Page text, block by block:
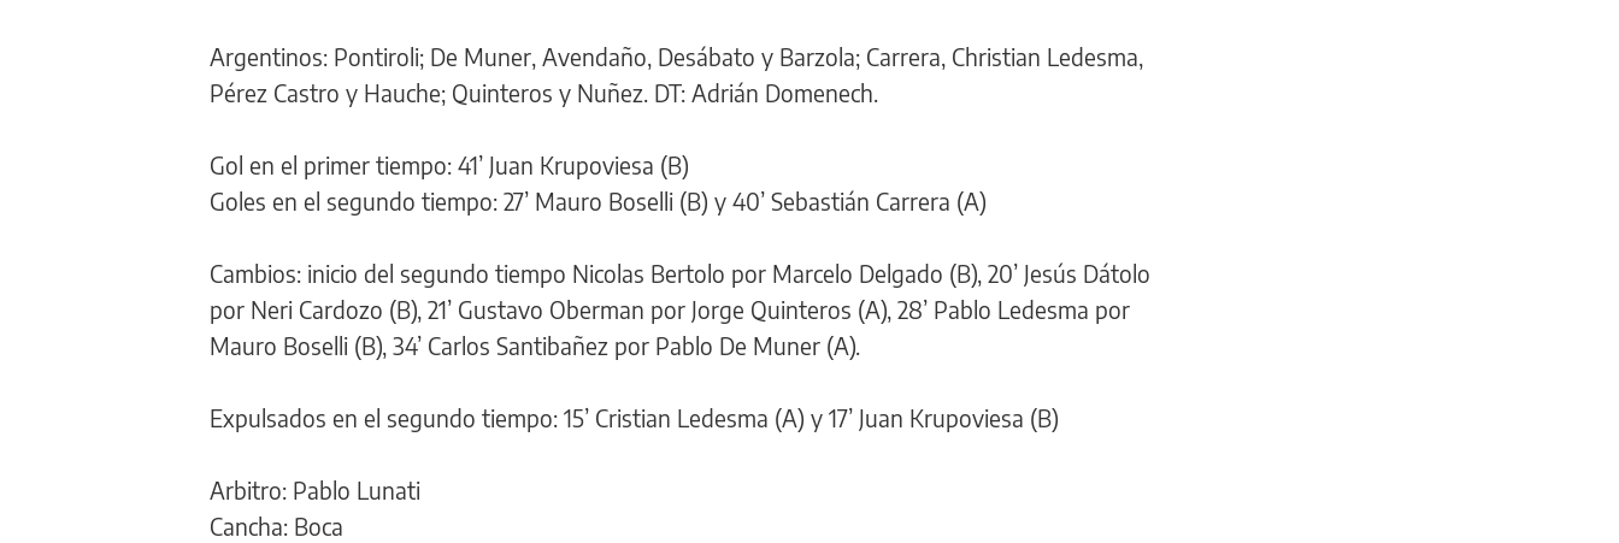
Argentinos: Pontiroli; De Muner, Avendaño, Desábato y Barzola; Carrera, Christian Ledesma,
Pérez Castro y Hauche; Quinteros y Nuñez. DT: Adrián Domenech.
Gol en el primer tiempo: 41’ Juan Krupoviesa (B)
Goles en el segundo tiempo: 27’ Mauro Boselli (B) y 40’ Sebastián Carrera (A)
Cambios: inicio del segundo tiempo Nicolas Bertolo por Marcelo Delgado (B), 20’ Jesús Dátolo
por Neri Cardozo (B), 21’ Gustavo Oberman por Jorge Quinteros (A), 28’ Pablo Ledesma por
Mauro Boselli (B), 34’ Carlos Santibañez por Pablo De Muner (A).
Expulsados en el segundo tiempo: 15’ Cristian Ledesma (A) y 17’ Juan Krupoviesa (B)
Arbitro: Pablo Lunati
Cancha: Boca